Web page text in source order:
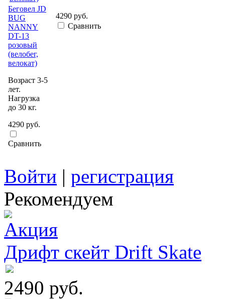
Беговел JD
BUG
NANNY
DT-13
розовый
(велобег,
велокат)
Возраст 3-5
лет.
Нагрузка
до 30 кг.
4290 руб.
Сравнить
4290 руб.
Сравнить
Войти | регистрация
Рекомендуем
Дрифт скейт Drift Skate
2490 руб.